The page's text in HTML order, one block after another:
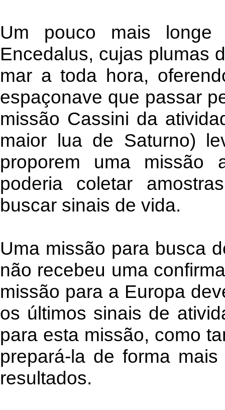
Um pouco mais
Encedalus, cujas plumas
mar a toda hora,
espaçonave que passar
missão Cassini da
maior lua de Saturno)
proporem uma missão
poderia coletar
buscar sinais de vida.
Uma missão para busca
não recebeu uma
missão para a Europa
os últimos sinais de
para esta missão, como
prepará-la de forma
resultados.